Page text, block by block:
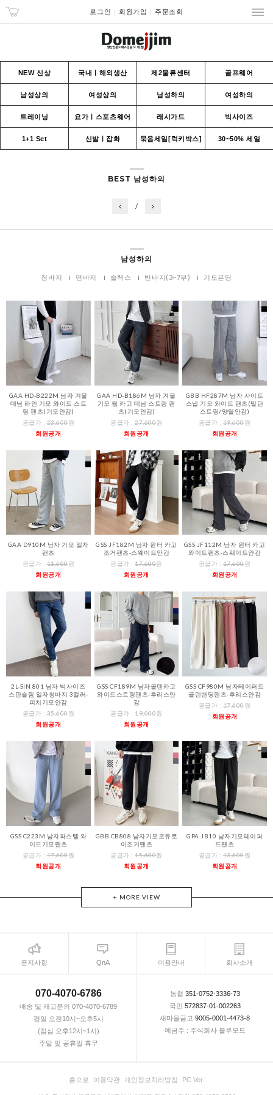
로그인 회원가입 주문조회
NEW 신상 국내ㅣ해외생산 제2물류센터 골프웨어
남성상의 여성상의 남성하의 여성하의
트레이닝 요가ㅣ스포츠웨어 래시가드 빅사이즈
1+1 Set 신발ㅣ잡화 묶음세일[럭키박스] 30~50% 세일
BEST 남성하의
/
남성하의
청바지 면바지 슬랙스 반바지(3~7부) 기모본딩
GAA HD-B222M 남자 겨울
데님 라인 기모 와이드 스트
링 팬츠(기모안감)
공급가 :23,600원
회원공개
GAA HD-B186M 남자 겨울
기모 웜 카고 데님 스트링 팬
츠(기모안감)
공급가 :27,600원
회원공개
GBB HF287M 남자 사이드
스냅 기모 와이드 팬츠(밑단
스트링/양털안감)
공급가 : 19,600원
회원공개
GAA D910M 남자 기모 일자
팬츠
공급가 :11,600원
회원공개
GSS JF182M 남자 윈터 카고
조거팬츠-스웨이드안감
공급가 :17,600원
회원공개
GSS JF112M 남자 윈터 카고
와이드팬츠-스웨이드안감
공급가 : 17,600원
회원공개
2L-SIN 801 남자 빅사이즈
스판슬림 일자청바지 3컬러-
피치기모안감
공급가 :35,600원
회원공개
GSS CF189M 남자골덴카고
와이드스트링팬츠-후리스안
감
공급가 :19,000원
회원공개
GSS CF980M 남자테이퍼드
골덴밴딩팬츠-후리스안감
공급가 : 17,600원
회원공개
GSS C223M 남자파스텔 와
이드기모팬츠
공급가 :17,600원
회원공개
GBB CB808 남자기모코듀로
이조거팬츠
공급가 :15,600원
회원공개
GPA JB10 남자기모테이퍼
드팬츠
공급가 : 13,600원
회원공개
+ MORE VIEW
공지사항 QnA 이용안내 회사소개
070-4070-6786
배송 및 재고문의 070-4070-6789
평일 오전10시~오후5시
(점심 오후12시~1시)
주말 및 공휴일 휴무
농협 351-0752-3336-73
국민 572837-01-002263
새마을금고 9005-0001-4473-8
예금주 : 주식회사 블루모드
홈으로 이용약관 개인정보처리방침 PC Ver.